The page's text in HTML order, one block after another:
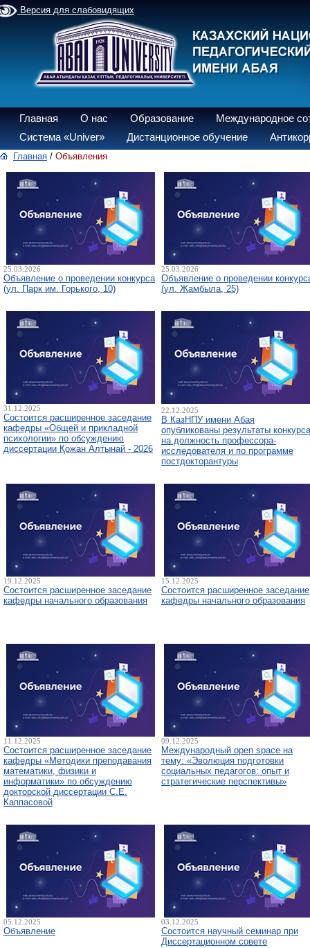
Версия для слабовидящих
Главная О нас Образование
Международное
Система «Univer»
Дистанционное обучение
Главная / Объявления
25.03.2026
Объявление о проведении конкурса
(ул. Парк им. Горького, 10)
25.03.2026
Объявление о проведении
(ул. Жамбыла, 25)
31.12.2025
Состоится расширенное заседание
кафедры «Общей и прикладной
психологии» по обсуждению
диссертации Қожан Алтынай - 2026
22.12.2025
В КазНПУ имени Абая
опубликованы результаты конкурса
на должность профессора-
исследователя и по программе
постдокторантуры
19.12.2025
Состоится расширенное заседание
кафедры начального образования
15.12.2025
Состоится расширенное заседание
кафедры начального образования
11.12.2025
Состоится расширенное заседание
кафедры «Методики преподавания
математики, физики и
информатики» по обсуждению
докторской диссертации С.Е.
Каппасовой
09.12.2025
Международный open space на
тему: «Эволюция подготовки
социальных педагогов: опыт и
стратегические перспективы»
05.12.2025
Объявление
03.12.2025
Состоится научный семинар при
Диссертационном совете